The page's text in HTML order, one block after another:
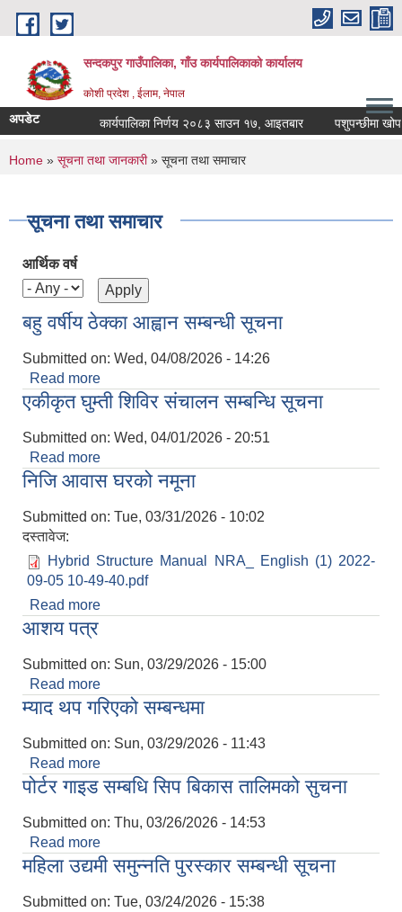
Skip to main content
सन्दकपुर गाउँपालिका, गाँउ कार्यपालिकाको कार्यालय
कोशी प्रदेश , ईलाम, नेपाल
अपडेट कार्यपालिका निर्णय २०८३ साउन १७, आइतबार पशुपन्छीमा खोप
You are here
Home » सूचना तथा जानकारी» सूचना तथा समाचार
सूचना तथा समाचार
आर्थिक वर्ष
बहु वर्षीय ठेक्का आह्वान सम्बन्धी सूचना
Submitted on: Wed, 04/08/2026 - 14:26
Read more
एकीकृत घुम्ती शिविर संचालन सम्बन्धि सूचना
Submitted on: Wed, 04/01/2026 - 20:51
Read more
निजि आवास घरको नमूना
Submitted on: Tue, 03/31/2026 - 10:02
दस्तावेज:
Hybrid Structure Manual NRA_ English (1) 2022-
09-05 10-49-40.pdf
Read more
आशय पत्र
Submitted on: Sun, 03/29/2026 - 15:00
Read more
म्याद थप गरिएको सम्बन्धमा
Submitted on: Sun, 03/29/2026 - 11:43
Read more
पोर्टर गाइड सम्बधि सिप बिकास तालिमको सुचना
Submitted on: Thu, 03/26/2026 - 14:53
Read more
महिला उद्यमी समुन्नति पुरस्कार सम्बन्धी सूचना
Submitted on: Tue, 03/24/2026 - 15:38